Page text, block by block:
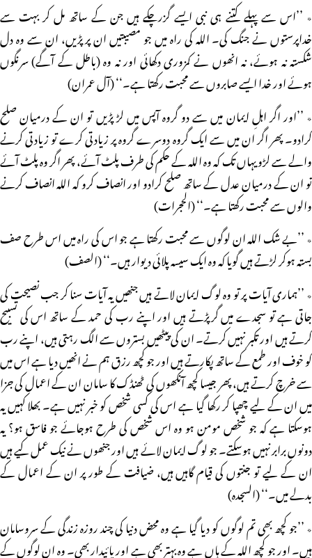
٭ ’’اس سے پہلے کتنے ہی نبی ایسے گزرچکے ہیں جن کے ساتھ مل کر بہت سے
خداپرستوں نے جنگ کی۔ اللہ کی راہ میں جو مصیبتیں ان پر پڑیں، ان سے وہ دل
شکستہ نہ ہوئے، نہ انھوں نے کمزوری دکھائی اور نہ وہ (باطل کے آگے) سرنگوں
ہوئے اور خدا ایسے صابروں سے محبت رکھتا ہے۔‘‘ (آل عمران)
٭ ’’اور اگر اہلِ ایمان میں سے دو گروہ آپس میں لڑ پڑیں تو ان کے درمیان صلح
کرادو۔ پھر اگر ان میں سے ایک گروہ دوسرے گروہ پر زیادتی کرے تو زیادتی کرنے
والے سے لڑو یہاں تک کہ وہ اللہ کے حکم کی طرف پلٹ آئے، پھر اگر وہ پلٹ آئے
تو ان کے درمیان عدل کے ساتھ صلح کرادو اور انصاف کرو کہ اللہ انصاف کرنے
والوں سے محبت رکھتا ہے۔‘‘ (الحجرات)
٭ ’’بے شک اللہ ان لوگوں سے محبت رکھتا ہے جو اس کی راہ میں اس طرح صف
بستہ ہوکر لڑتے ہیں گویا کہ وہ ایک سیسہ پلائی دیوار ہیں۔‘‘ (الصف)
٭ ’’ہماری آیات پر تو وہ لوگ ایمان لاتے ہیں جنھیں یہ آیات سنا کر جب نصیحت کی
جاتی ہے تو سجدے میں گرپڑتے ہیں اور اپنے رب کی حمد کے ساتھ اس کی تسبیح
کرتے ہیں اور تکبر نہیں کرتے۔ ان کی پیٹھیں بستروں سے الگ رہتی ہیں، اپنے رب
کو خوف اور طمع کے ساتھ پکارتے ہیں اور جو کچھ رزق ہم نے انھیں دیا ہے اس میں
سے خرچ کرتے ہیں، پھر جیسا کچھ آنکھوں کی ٹھنڈک کا سامان ان کے اعمال کی جزا
میں ان کے لیے چھپا کر رکھا گیا ہے اس کی کسی شخص کو خبر نہیں ہے۔ بھلا کہیں یہ
ہوسکتا ہے کہ جو شخص مومن ہو وہ اس شخص کی طرح ہوجائے جو فاسق ہو؟ یہ
دونوں برابر نہیں ہوسکتے۔ جو لوگ ایمان لائے ہیں اور جنھوں نے نیک عمل کیے ہیں
ان کے لیے تو جنتوں کی قیام گاہیں ہیں، ضیافت کے طور پر ان کے اعمال کے
بدلے میں۔‘‘ (السجدہ)
٭ ’’جو کچھ بھی تم لوگوں کو دیا گیا ہے وہ محض دنیا کی چند روزہ زندگی کے سروسامان
ہیں۔ اور جو کچھ اللہ کے ہاں ہے وہ بہتر بھی ہے اور پائیدار بھی۔ وہ ان لوگوں کے